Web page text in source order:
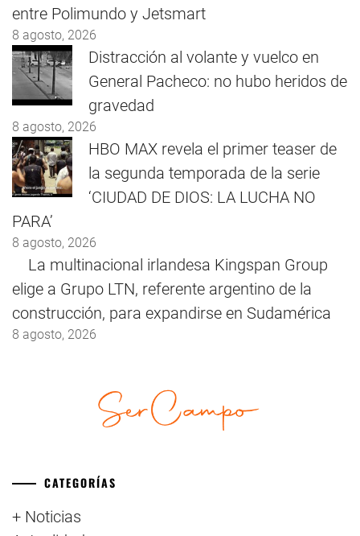
entre Polimundo y Jetsmart
8 agosto, 2026
Distracción al volante y vuelco en
General Pacheco: no hubo heridos de
gravedad
8 agosto, 2026
HBO MAX revela el primer teaser de
la segunda temporada de la serie
‘CIUDAD DE DIOS: LA LUCHA NO
PARA’
8 agosto, 2026
La multinacional irlandesa Kingspan Group
elige a Grupo LTN, referente argentino de la
construcción, para expandirse en Sudamérica
8 agosto, 2026
CATEGORÍAS
+ Noticias